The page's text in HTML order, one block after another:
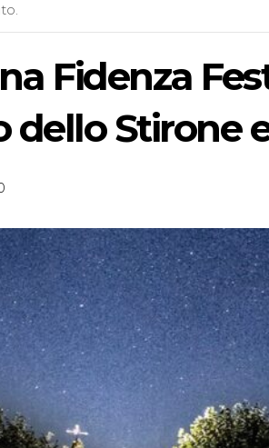
Fidenza
dello Stirone